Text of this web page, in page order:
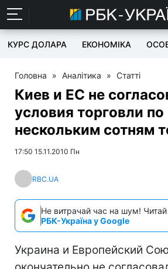
КУРС ДОЛАРА ЕКОНОМІКА
Головна » Аналітика » Статті
Киев и ЕС не
условия торговли по
нескольким сотням
17:50 15.11.2010 Пн
RBC.UA
Не витрачай час на шум! Читай
РБК-Україна у Google
Украина и Европейский